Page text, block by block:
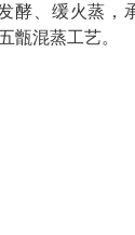
酵、缓火蒸，
甑混蒸工艺。